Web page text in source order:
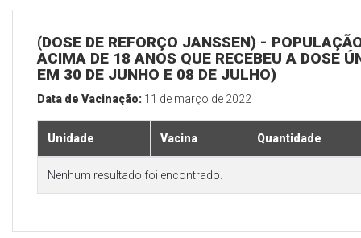
(DOSE DE REFORÇO JANSSEN) -
ACIMA DE 18 ANOS QUE RECEBEU A DOSE
EM 30 DE JUNHO E 08 DE JULHO)
Data de Vacinação: 11 de março de 2022
Unidade Vacina Quantidade
Nenhum resultado foi encontrado.